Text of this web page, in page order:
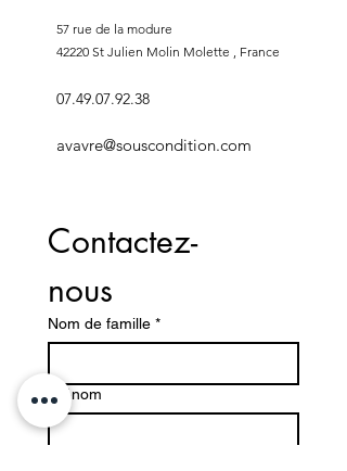
57 rue de la modure
42220 St Julien Molin Molette , France
07.49.07.92.38
avavre@souscondition.com
Contactez-
Nom de famille *
Prénom